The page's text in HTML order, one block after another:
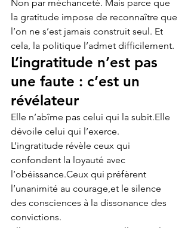
Non par méchanceté. Mais parce que
la gratitude impose de reconnaître que
l’on ne s’est jamais construit seul. Et
cela, la politique l’admet difficilement.
L’ingratitude n’est pas
une faute : c’est un
révélateur
Elle n’abîme pas celui qui la subit.Elle
dévoile celui qui l’exerce.
L’ingratitude révèle ceux qui
confondent la loyauté avec
l’obéissance.Ceux qui préfèrent
l’unanimité au courage,et le silence
des consciences à la dissonance des
convictions.